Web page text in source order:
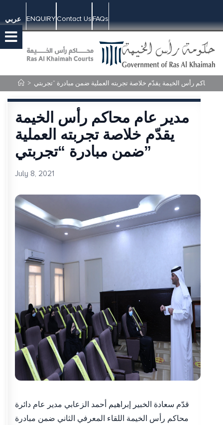
عربي ENQUIRYContact UsFAQs
>
مدير عام محاكم رأس الخيمة
يقدّم خلاصة تجربته العملية
ضمن مبادرة “تجربتي”
July 8, 2021
قدّم سعادة الخبير إبراهيم أحمد الزعابي مدير عام دائرة
محاكم رأس الخيمة اللقاء المعرفي الثاني ضمن مبادرة